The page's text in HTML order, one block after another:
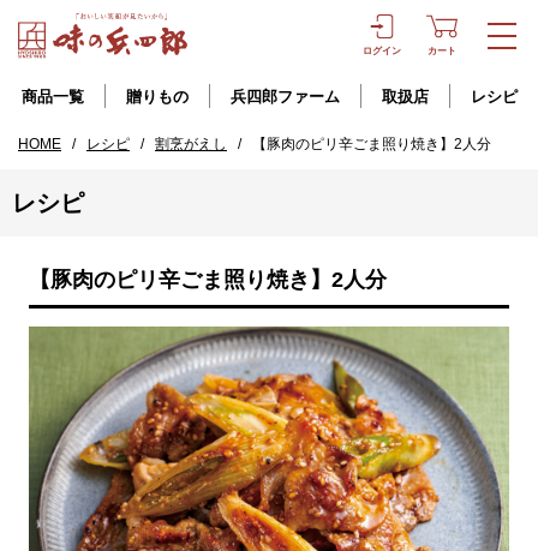
ログイン カート
商品一覧 贈りもの 兵四郎ファーム 取扱店 レシピ
HOME / レシピ / 割烹がえし / 【豚肉のピリ辛ごま照り焼き】2人分
レシピ
【豚肉のピリ辛ごま照り焼き】2人分